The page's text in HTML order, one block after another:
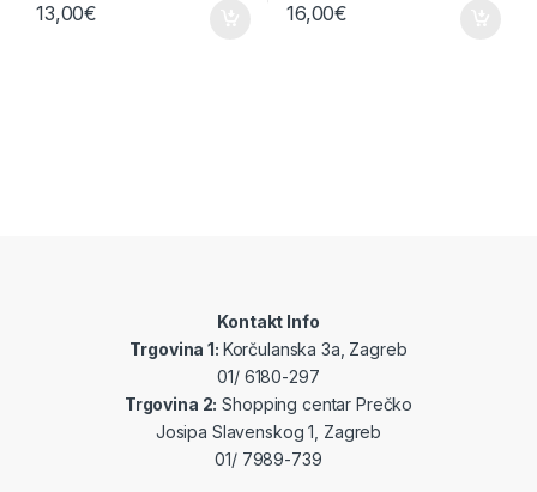
13,00€ 16,00€
Kontakt Info
Trgovina 1: Korčulanska 3a, Zagreb
01/ 6180-297
Trgovina 2: Shopping centar Prečko
Josipa Slavenskog 1, Zagreb
01/ 7989-739